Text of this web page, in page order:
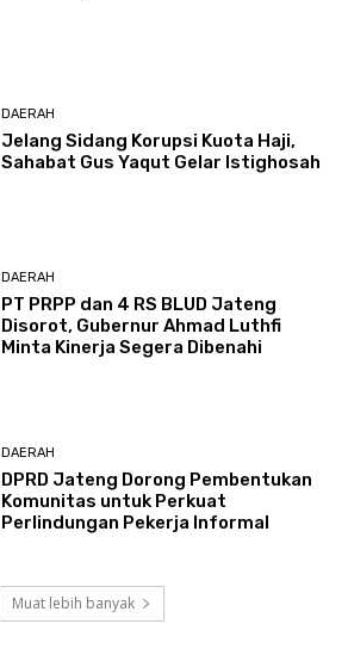
DAERAH
Jelang Sidang Korupsi Kuota Haji,
Sahabat Gus Yaqut Gelar Istighosah
DAERAH
PT PRPP dan 4 RS BLUD Jateng
Disorot, Gubernur Ahmad Luthfi
Minta Kinerja Segera Dibenahi
DAERAH
DPRD Jateng Dorong Pembentukan
Komunitas untuk Perkuat
Perlindungan Pekerja Informal
Muat lebih banyak